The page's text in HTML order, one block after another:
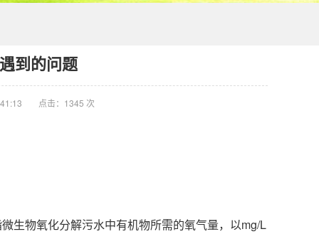
到的问题
点击：1345 次
物氧化分解污水中有机物所需的氧气量，以mg/L